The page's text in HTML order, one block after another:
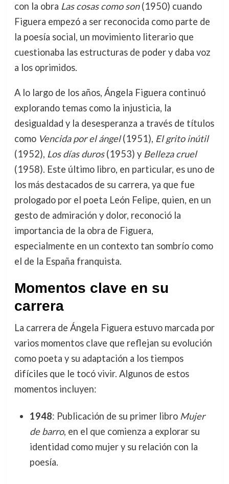
con la obra Las cosas como son(1950) cuando
Figuera empezó a ser reconocida como parte de
la poesía social, un movimiento literario que
cuestionaba las estructuras de poder y daba voz
a los oprimidos.
A lo largo de los años, Ángela Figuera continuó
explorando temas como la injusticia, la
desigualdad y la desesperanza a través de títulos
como Vencida por el ángel(1951), El grito inútil
(1952), Los días duros(1953) y Belleza cruel
(1958). Este último libro, en particular, es uno de
los más destacados de su carrera, ya que fue
prologado por el poeta León Felipe, quien, en un
gesto de admiración y dolor, reconoció la
importancia de la obra de Figuera,
especialmente en un contexto tan sombrío como
el de la España franquista.
Momentos clave en su
carrera
La carrera de Ángela Figuera estuvo marcada por
varios momentos clave que reflejan su evolución
como poeta y su adaptación a los tiempos
difíciles que le tocó vivir. Algunos de estos
momentos incluyen:
1948: Publicación de su primer libro Mujer
de barro, en el que comienza a explorar su
identidad como mujer y su relación con la
poesía.